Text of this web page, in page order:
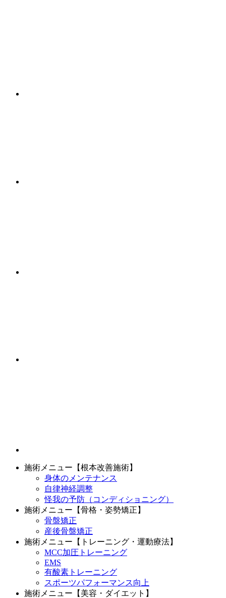
施術メニュー【根本改善施術】
身体のメンテナンス
自律神経調整
怪我の予防（コンディショニング）
施術メニュー【骨格・姿勢矯正】
骨盤矯正
産後骨盤矯正
施術メニュー【トレーニング・運動療法】
MCC加圧トレーニング
EMS
有酸素トレーニング
スポーツパフォーマンス向上
施術メニュー【美容・ダイエット】